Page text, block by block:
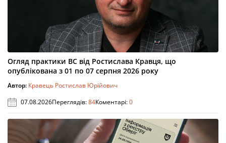
Огляд практики ВС від Ростислава Кравця, що
опублікована з 01 по 07 серпня 2026 року
Автор: Кравець Ростислав Юрійович
07.08.2026Переглядів:84Коментарі:0